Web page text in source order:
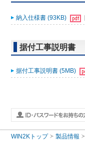
納入仕様書 (93KB)
据付工事説明書
据付工事説明書 (5MB)
WIN2Kトップ 製品情報